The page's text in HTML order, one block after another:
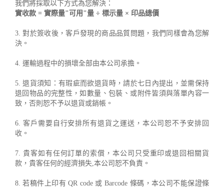
我們將採取以下方式為您解決：
實收款 = 實際量"可用"量 ÷ 標示量 × 印品總價
3. 對於簽收後，客戶發現的商品品質問題，我們同樣會為您解
決。
4. 運輸過程中的損壞全部由本公司承擔。
5. 退貨須知：有瑕疵而欲退貨時，請於七日內提出，並需保持
退回物品的完整性，如數量、包裝、或附件皆須與落單內容一
致，否則恕不予以退貨或銷帳。
6. 客戶需要自行安排所有退貨之運送，本公司恕不予安排回
收。
7. 貴客如有任何訂單的索償，本公司只受重印或退回相關貨
款，貴客任何的經濟損失,本公司恕不負責。
8. 若稿件上印有 QR code 或 Barcode 條碼，本公司不能保證條